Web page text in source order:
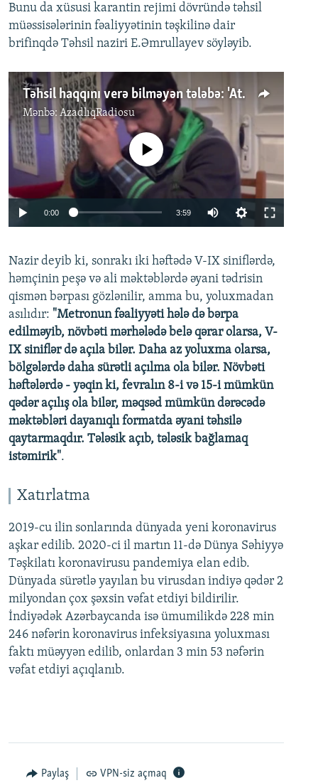
Bunu da xüsusi karantin rejimi dövründə təhsil
müəssisələrinin fəaliyyətinin təşkilinə dair
brifinqdə Təhsil naziri E.Əmrullayev söyləyib.
Təhsil haqqını verə bilməyən tələbə: 'Atam pandemiyada işsiz qalıb'
Mənbə: AzadlıqRadiosu
Auto 240p 360p 480p
720p 1080p
No media source currently available
0:00 3:59
360p
480p
1080p
Nazir deyib ki, sonrakı iki həftədə V-IX siniflərdə,
həmçinin peşə və ali məktəblərdə əyani tədrisin
qismən bərpası gözlənilir, amma bu, yoluxmadan
asılıdır: "Metronun fəaliyyəti hələ də bərpa
edilməyib, növbəti mərhələdə belə qərar olarsa, V-
IX siniflər də açıla bilər. Daha az yoluxma olarsa,
bölgələrdə daha sürətli açılma ola bilər. Növbəti
həftələrdə - yəqin ki, fevralın 8-i və 15-i mümkün
qədər açılış ola bilər, məqsəd mümkün dərəcədə
məktəbləri dayanıqlı formatda əyani təhsilə
qaytarmaqdır. Tələsik açıb, tələsik bağlamaq
istəmirik".
Xatırlatma
2019-cu ilin sonlarında dünyada yeni koronavirus
aşkar edilib. 2020-ci il martın 11-də Dünya Səhiyyə
Təşkilatı koronavirusu pandemiya elan edib.
Dünyada sürətlə yayılan bu virusdan indiyə qədər 2
milyondan çox şəxsin vəfat etdiyi bildirilir.
İndiyədək Azərbaycanda isə ümumilikdə 228 min
246 nəfərin koronavirus infeksiyasına yoluxması
faktı müəyyən edilib, onlardan 3 min 53 nəfərin
vəfat etdiyi açıqlanıb.
Paylaş VPN-siz açmaq